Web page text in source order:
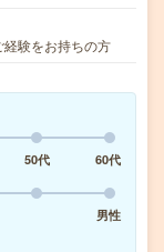
験をお持ちの方
50代
60代
男性